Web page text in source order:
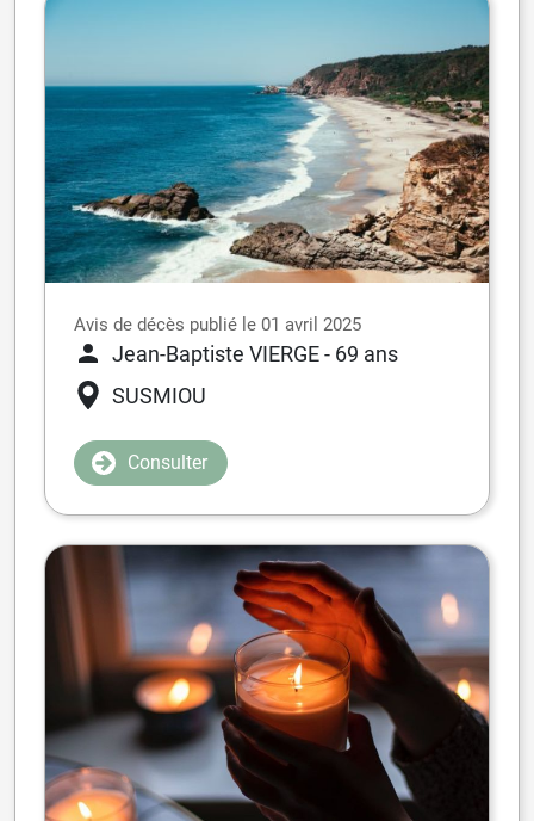
Avis de décès publié le 01 avril 2025
Jean-Baptiste VIERGE- 69 ans
SUSMIOU
Consulter